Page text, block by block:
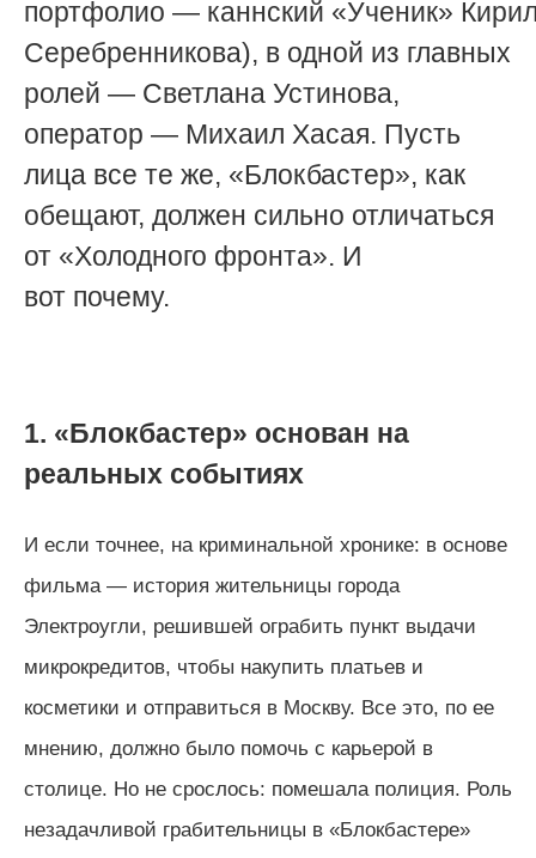
портфолио — каннский «Ученик»
Серебренникова), в одной из главных
ролей — Светлана Устинова,
оператор — Михаил Хасая. Пусть
лица все те же, «Блокбастер», как
обещают, должен сильно отличаться
от «Холодного фронта». И
вот почему.
1. «Блокбастер» основан на
реальных событиях
И если точнее, на криминальной хронике: в основе
фильма — история жительницы города
Электроугли, решившей ограбить пункт выдачи
микрокредитов, чтобы накупить платьев и
косметики и отправиться в Москву. Все это, по ее
мнению, должно было помочь с карьерой в
столице. Но не срослось: помешала полиция. Роль
незадачливой грабительницы в «Блокбастере»